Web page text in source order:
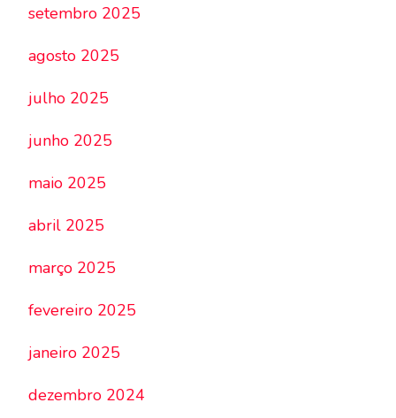
setembro 2025
agosto 2025
julho 2025
junho 2025
maio 2025
abril 2025
março 2025
fevereiro 2025
janeiro 2025
dezembro 2024